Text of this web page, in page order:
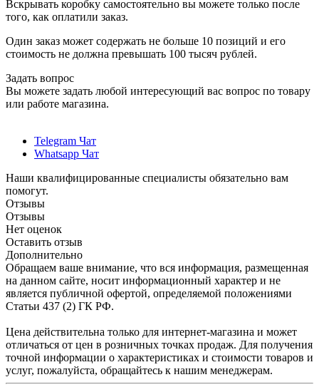
Вскрывать коробку самостоятельно вы можете только после
того, как оплатили заказ.
Один заказ может содержать не больше 10 позиций и его
стоимость не должна превышать 100 тысяч рублей.
Задать вопрос
Вы можете задать любой интересующий вас вопрос по товару
или работе магазина.
Telegram Чат
Whatsapp Чат
Наши квалифицированные специалисты обязательно вам
помогут.
Отзывы
Отзывы
Нет оценок
Оставить отзыв
Дополнительно
Обращаем ваше внимание, что вся информация, размещенная
на данном сайте, носит информационный характер и не
является публичной офертой, определяемой положениями
Статьи 437 (2) ГК РФ.
Цена действительна только для интернет-магазина и может
отличаться от цен в розничных точках продаж. Для получения
точной информации о характеристиках и стоимости товаров и
услуг, пожалуйста, обращайтесь к нашим менеджерам.